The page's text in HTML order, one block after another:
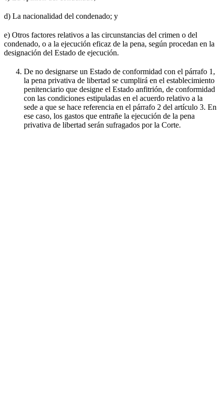
d) La nacionalidad del condenado; y
e) Otros factores relativos a las circunstancias del crimen o del
condenado, o a la ejecución eficaz de la pena, según procedan en la
designación del Estado de ejecución.
De no designarse un Estado de conformidad con el párrafo 1,
la pena privativa de libertad se cumplirá en el establecimiento
penitenciario que designe el Estado anfitrión, de conformidad
con las condiciones estipuladas en el acuerdo relativo a la
sede a que se hace referencia en el párrafo 2 del artículo 3. En
ese caso, los gastos que entrañe la ejecución de la pena
privativa de libertad serán sufragados por la Corte.